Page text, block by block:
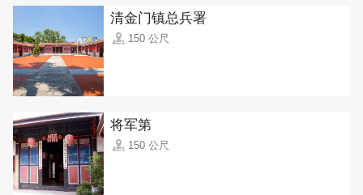
清金门镇总兵署
150 公尺
将军第
150 公尺